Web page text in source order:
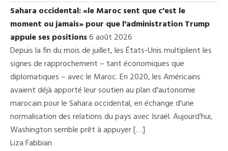
Sahara occidental: «le Maroc sent que c'est le
moment ou jamais» pour que l'administration Trump
appuie ses positions6 août 2026
Depuis la fin du mois de juillet, les États-Unis multiplient les
signes de rapprochement – tant économiques que
diplomatiques – avec le Maroc. En 2020, les Américains
avaient déjà apporté leur soutien au plan d'autonomie
marocain pour le Sahara occidental, en échange d'une
normalisation des relations du pays avec Israël. Aujourd'hui,
Washington semble prêt à appuyer […]
Liza Fabbian